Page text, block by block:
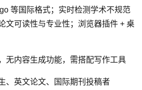
等国际格式；实时检测学术不规范
文可读性与专业性；浏览器插件 + 桌
无内容生成功能，需搭配写作工具
、英文论文、国际期刊投稿者